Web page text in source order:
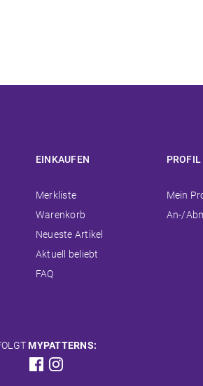
EINKAUFEN
Navigation
überspringen
Merkliste
Warenkorb
Neueste Artikel
Aktuell beliebt
FAQ
PROFIL
Mein
An-/
MYPATTERNS: